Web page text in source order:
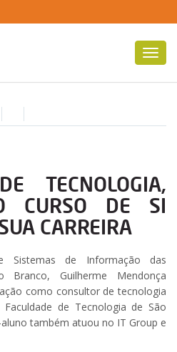
TECNOLOGIA,
CURSO DE SI
CARREIRA
de Informação das
Branco, Guilherme Mendonça
como consultor de tecnologia
de Tecnologia de São
também atuou no IT Group e